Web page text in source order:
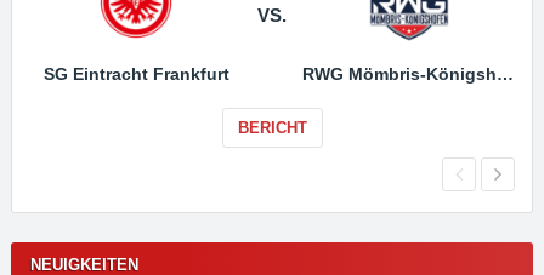
SG Eintracht Frankfurt
VS.
RWG Mömbris-Königshofen
BERICHT
NEUIGKEITEN